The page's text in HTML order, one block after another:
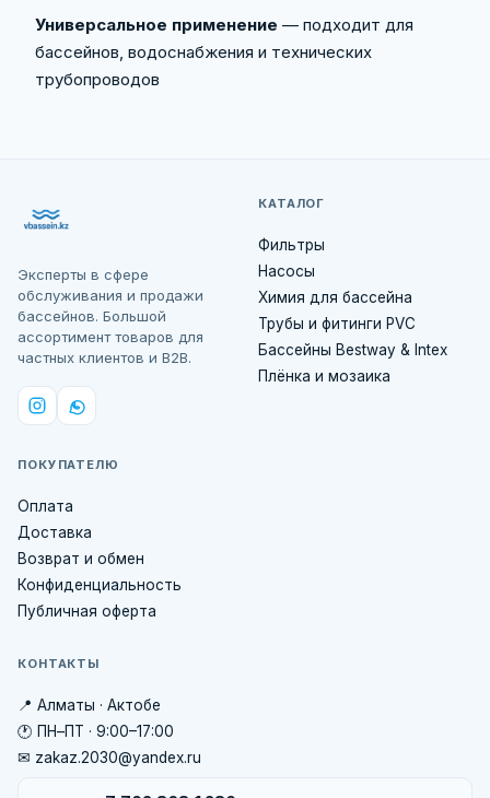
Универсальное применение — подходит для
бассейнов, водоснабжения и технических
трубопроводов
Эксперты в сфере
обслуживания и продажи
бассейнов. Большой
ассортимент товаров для
частных клиентов и B2B.
КАТАЛОГ
Фильтры
Насосы
Химия для бассейна
Трубы и фитинги PVC
Бассейны Bestway & Intex
Плёнка и мозаика
ПОКУПАТЕЛЮ
Оплата
Доставка
Возврат и обмен
Конфиденциальность
Публичная оферта
КОНТАКТЫ
📍 Алматы · Актобе
🕐 ПН–ПТ · 9:00–17:00
✉ zakaz.2030@yandex.ru